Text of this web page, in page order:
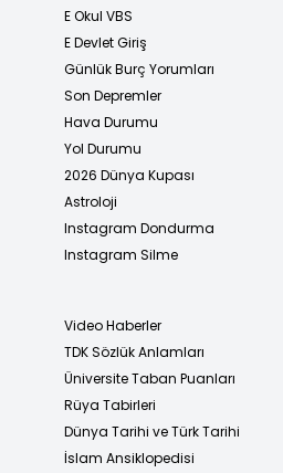
E Okul VBS
E Devlet Giriş
Günlük Burç Yorumları
Son Depremler
Hava Durumu
Yol Durumu
2026 Dünya Kupası
Astroloji
Instagram Dondurma
Instagram Silme
Video Haberler
TDK Sözlük Anlamları
Üniversite Taban Puanları
Rüya Tabirleri
Dünya Tarihi ve Türk Tarihi
İslam Ansiklopedisi